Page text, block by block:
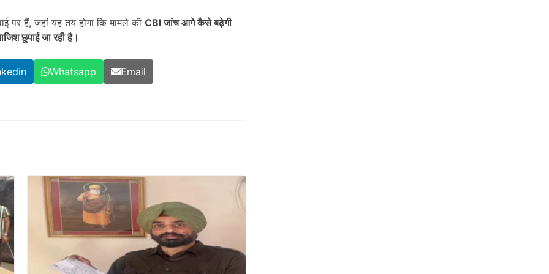
पर हैं, जहां यह तय होगा कि मामले की CBIजांच आगे कैसे बढ़ेगी
छुपाई जा रही है।
Whatsapp Email